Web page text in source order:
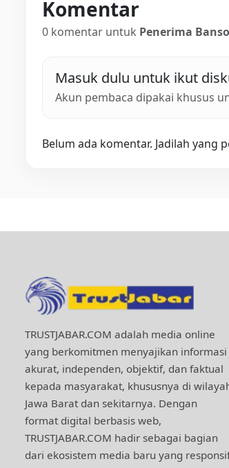
Komentar
0 komentar untuk Penerima
Masuk dulu untuk ikut
Akun pembaca dipakai khusus
Belum ada komentar. Jadilah yang
TRUSTJABAR.COM adalah media online
yang berkomitmen menyajikan informasi
akurat, independen, objektif, dan faktual
kepada masyarakat, khususnya di
Jawa Barat dan sekitarnya. Dengan
format digital berbasis web,
TRUSTJABAR.COM hadir sebagai bagian
dari ekosistem media baru yang